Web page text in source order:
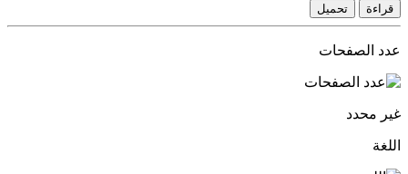
قراءة تحميل
عدد الصفحات
غير محدد
اللغة